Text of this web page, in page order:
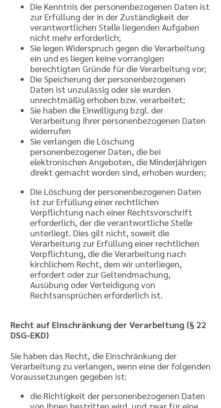
Die Kenntnis der personenbezogenen Daten ist
zur Erfüllung der in der Zuständigkeit der
verantwortlichen Stelle liegenden Aufgaben
nicht mehr erforderlich;
Sie legen Widerspruch gegen die Verarbeitung
ein und es liegen keine vorrangigen
berechtigten Gründe für die Verarbeitung vor;
Die Speicherung der personenbezogenen
Daten ist unzulässig oder sie wurden
unrechtmäßig erhoben bzw. verarbeitet;
Sie haben die Einwilligung bzgl. der
Verarbeitung Ihrer personenbezogenen Daten
widerrufen
Sie verlangen die Löschung
personenbezogener Daten, die bei
elektronischen Angeboten, die Minderjährigen
direkt gemacht worden sind, erhoben wurden;
Die Löschung der personenbezogenen Daten
ist zur Erfüllung einer rechtlichen
Verpflichtung nach einer Rechtsvorschrift
erforderlich, der die verantwortliche Stelle
unterliegt. Dies gilt nicht, soweit die
Verarbeitung zur Erfüllung einer rechtlichen
Verpflichtung, die die Verarbeitung nach
kirchlichem Recht, dem wir unterliegen,
erfordert oder zur Geltendmachung,
Ausübung oder Verteidigung von
Rechtsansprüchen erforderlich ist.
Recht auf Einschränkung der Verarbeitung (§ 22
DSG-EKD)
Sie haben das Recht, die Einschränkung der
Verarbeitung zu verlangen, wenn eine der folgenden
Voraussetzungen gegeben ist:
die Richtigkeit der personenbezogenen Daten